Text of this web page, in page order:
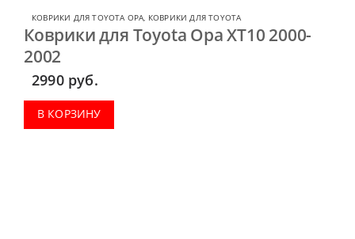
КОВРИКИ ДЛЯ TOYOTA OPA, КОВРИКИ ДЛЯ TOYOTA
Коврики для Toyota Opa XT10 2000-
2002
2990 руб.
В КОРЗИНУ